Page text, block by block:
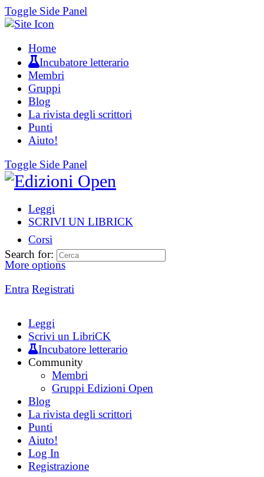
Toggle Side Panel
Home
Incubatore letterario
Membri
Gruppi
Blog
La rivista degli scrittori
Punti
Aiuto!
Toggle Side Panel
Leggi
SCRIVI UN LIBRICK
Corsi
More options
Entra Registrati
Search for:
Leggi
Scrivi un LibriCK
Incubatore letterario
Community
Membri
Gruppi Edizioni Open
Blog
La rivista degli scrittori
Punti
Aiuto!
Log In
Registrazione